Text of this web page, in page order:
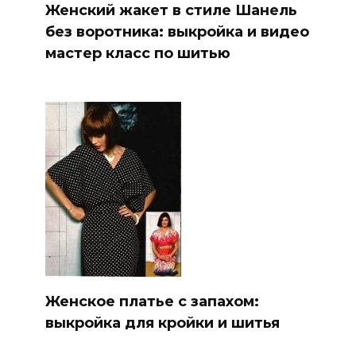
Женский жакет в стиле Шанель
без воротника: выкройка и видео
мастер класс по шитью
Женское платье с запахом:
выкройка для кройки и шитья